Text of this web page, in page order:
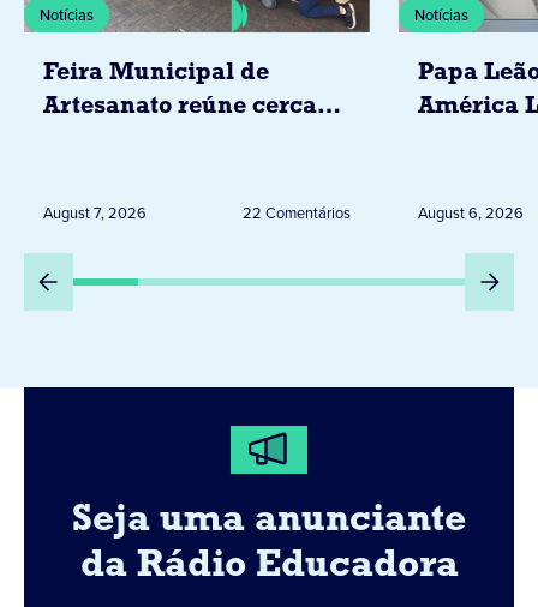
Notícias
Feira Municipal de
Artesanato reúne cerca
August 7, 2026 22 Comentários
Notícias
Papa
América
Peru
August 6, 2026
Seja uma anunciante
da Rádio Educadora